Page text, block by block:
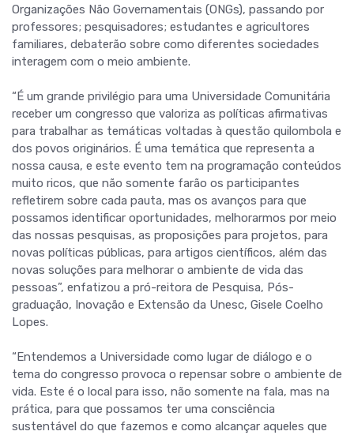
Organizações Não Governamentais (ONGs), passando por
professores; pesquisadores; estudantes e agricultores
familiares, debaterão sobre como diferentes sociedades
interagem com o meio ambiente.
“É um grande privilégio para uma Universidade Comunitária
receber um congresso que valoriza as políticas afirmativas
para trabalhar as temáticas voltadas à questão quilombola e
dos povos originários. É uma temática que representa a
nossa causa, e este evento tem na programação conteúdos
muito ricos, que não somente farão os participantes
refletirem sobre cada pauta, mas os avanços para que
possamos identificar oportunidades, melhorarmos por meio
das nossas pesquisas, as proposições para projetos, para
novas políticas públicas, para artigos científicos, além das
novas soluções para melhorar o ambiente de vida das
pessoas”, enfatizou a pró-reitora de Pesquisa, Pós-
graduação, Inovação e Extensão da Unesc, Gisele Coelho
Lopes.
“Entendemos a Universidade como lugar de diálogo e o
tema do congresso provoca o repensar sobre o ambiente de
vida. Este é o local para isso, não somente na fala, mas na
prática, para que possamos ter uma consciência
sustentável do que fazemos e como alcançar aqueles que